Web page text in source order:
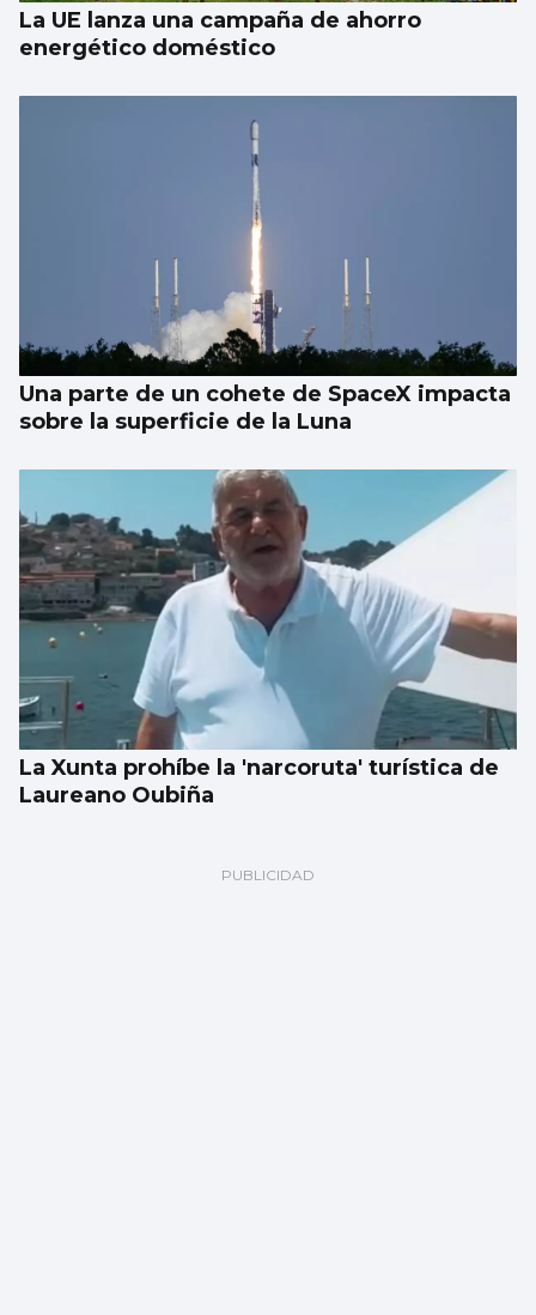
La UE lanza una campaña de ahorro
energético doméstico
Una parte de un cohete de SpaceX impacta
sobre la superficie de la Luna
La Xunta prohíbe la 'narcoruta' turística de
Laureano Oubiña